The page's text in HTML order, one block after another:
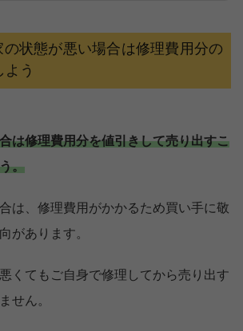
の状態が悪い場合は修理費用分の
う
は修理費用分を値引きして売り出すこ
。
は、修理費用がかかるため買い手に敬
があります。
くてもご自身で修理してから売り出す
せん。